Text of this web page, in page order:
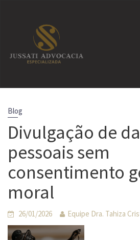
Blog
Divulgação de
pessoais sem
consentimento
moral
26/01/2026 Equipe Dra. Tahiza